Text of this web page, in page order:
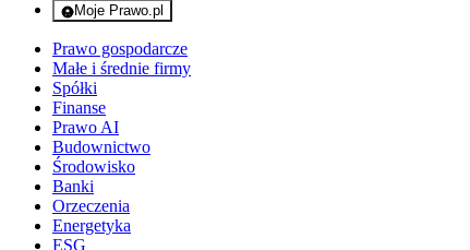
Moje Prawo.pl
- rejestracja i logowanie do serwisu
Prawo gospodarcze
Małe i średnie firmy
Spółki
Finanse
Prawo AI
Budownictwo
Środowisko
Banki
Orzeczenia
Energetyka
ESG